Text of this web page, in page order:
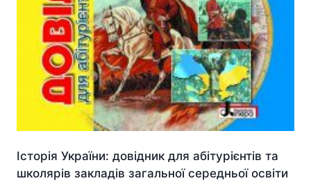
Історія України: довідник для абітурієнтів та
школярів закладів загальної середньої освіти